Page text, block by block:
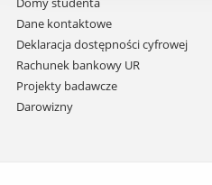
Dane kontaktowe
Deklaracja dostępności cyfrowej
Rachunek bankowy UR
Projekty badawcze
Darowizny